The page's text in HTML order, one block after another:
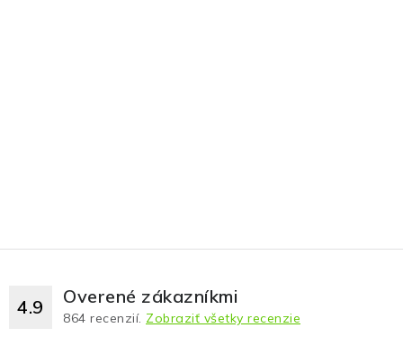
4.9 Overené zákazníkmi
864 recenzií. Zobraziť všetky recenzie